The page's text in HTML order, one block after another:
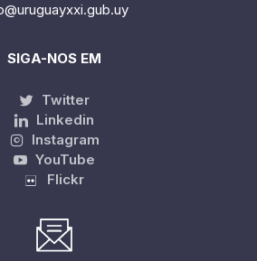
SIGA-NOS EM
Twitter
Linkedin
Instagram
YouTube
Flickr